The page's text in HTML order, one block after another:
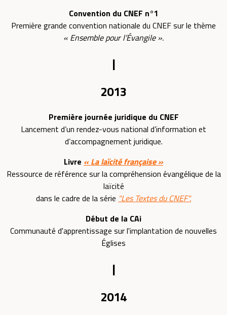
Convention du CNEF n°1
Première grande convention nationale du CNEF sur le thème
« Ensemble pour l’Évangile ».
|
2013
Première journée juridique du CNEF
Lancement d’un rendez-vous national d’information et
d’accompagnement juridique.
Livre « La laïcité française »
Ressource de référence sur la compréhension évangélique de la
laïcité
dans le cadre de la série "Les Textes du CNEF".
Début de la CAi
Communauté d'apprentissage sur l'implantation de nouvelles
Églises
|
2014